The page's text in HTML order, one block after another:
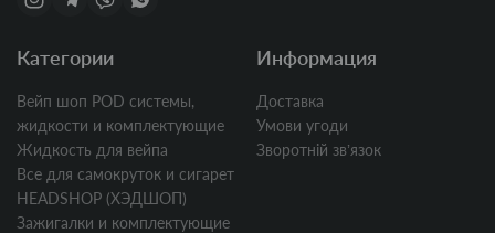
Категории
Вейп шоп POD системы,
жидкости и комплектующие
Жидкость для вейпа
Все для самокруток и сигарет
HEADSHOP (ХЭДШОП)
Зажигалки и комплектующие
Информация
Доставка
Умови угоди
Зворотній звʼязок